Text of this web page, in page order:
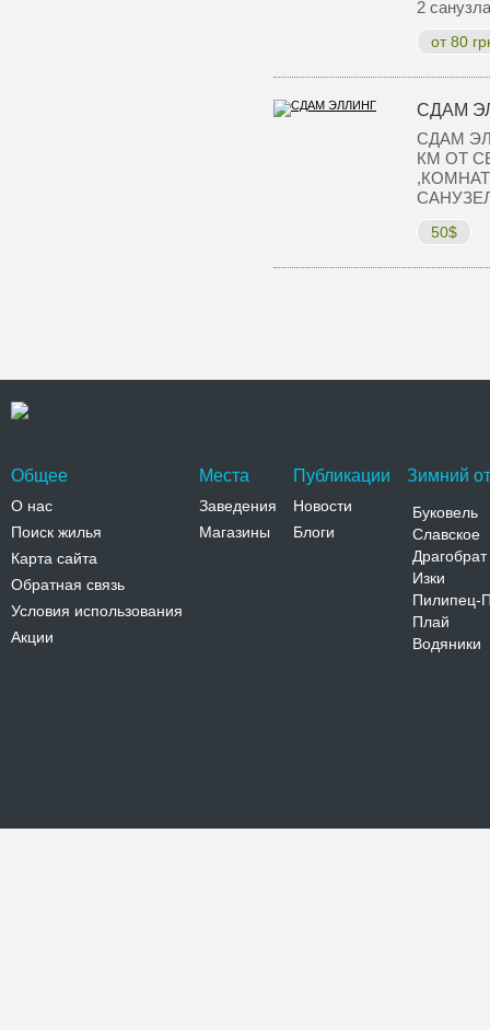
2
от 80
СДАМ
СДАМ
КМ ОТ
50$
Общее
О нас
Поиск жилья
Карта сайта
Обратная связь
Условия использования
Акции
Места
Заведения
Магазины
Публикации
Новости
Блоги
Зимний
Буковель
Славское
Драгобрат
Изки
Пилипец-
Плай
Водяники